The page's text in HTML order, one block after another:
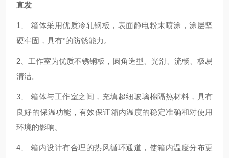
直发
1、 箱体采用优质冷轧钢板，表面静电粉末喷涂，涂层坚
硬牢固，具有*的防锈能力。
2、工作室为优质不锈钢板，圆角造型、光滑、流畅、极易
清洁。
3、 箱体与工作室之间，充填超细玻璃棉隔热材料，具有
良好的保温功能，有效保证箱内温度的稳定准确和对使用
环境的影响。
4、 箱内设计有合理的热风循环通道，使箱内温度分布更